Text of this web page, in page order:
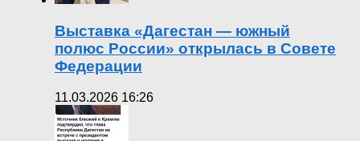
Выставка «Дагестан — южный
полюс России» открылась в Совете
Федерации
11.03.2026 16:26